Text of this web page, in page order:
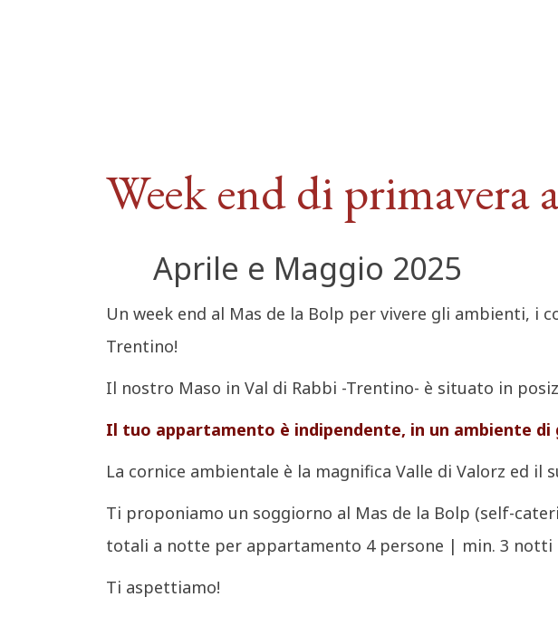
Week end di primavera
Aprile e Maggio 2025
Un week end al Mas de la Bolp per vivere gli ambienti, i
Trentino!
Il nostro Maso in Val di Rabbi -Trentino- è situato in
Il tuo appartamento è indipendente, in un ambiente di
La cornice ambientale è la magnifica Valle di Valorz ed il
Ti proponiamo un soggiorno al Mas de la Bolp (self-
totali a notte per appartamento 4 persone | min. 3 notti
Ti aspettiamo!